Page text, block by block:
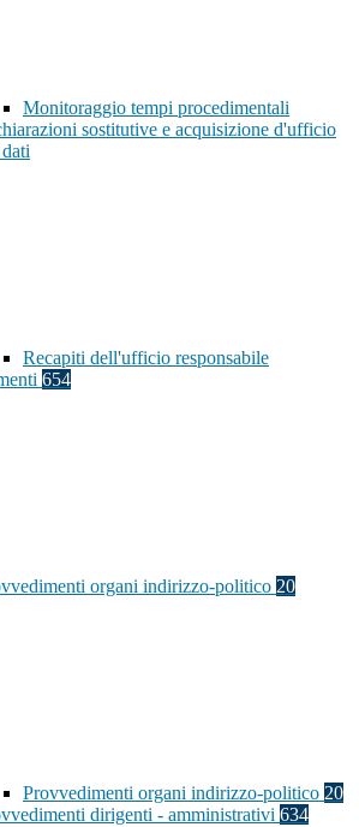
Monitoraggio tempi procedimentali
sostitutive e acquisizione d'ufficio
Recapiti dell'ufficio responsabile
654
organi indirizzo-politico 20
Provvedimenti organi indirizzo-politico 20
dirigenti - amministrativi 634